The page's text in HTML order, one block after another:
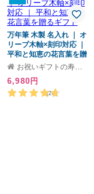
万年筆 木製 名入れ ｜ オ
リーブ木軸×刻印対応 ｜
平和と知恵の花言葉を贈
るギフト
お祝いギフトの寿限無
6,980円
(24)